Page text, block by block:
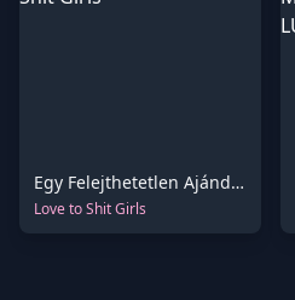
Egy Felejthetetlen Ajándék Neked
Love to Shit Girls